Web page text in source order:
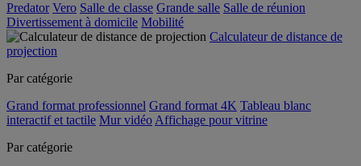
Predator Vero Salle de classe Grande salle Salle de réunion
Divertissement à domicile Mobilité
Calculateur de distance de
projection
Par catégorie
Grand format professionnel Grand format 4K Tableau blanc
interactif et tactile Mur vidéo Affichage pour vitrine
Par catégorie